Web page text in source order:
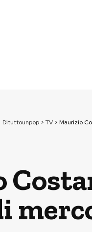
Dituttounpop > TV > Maurizio